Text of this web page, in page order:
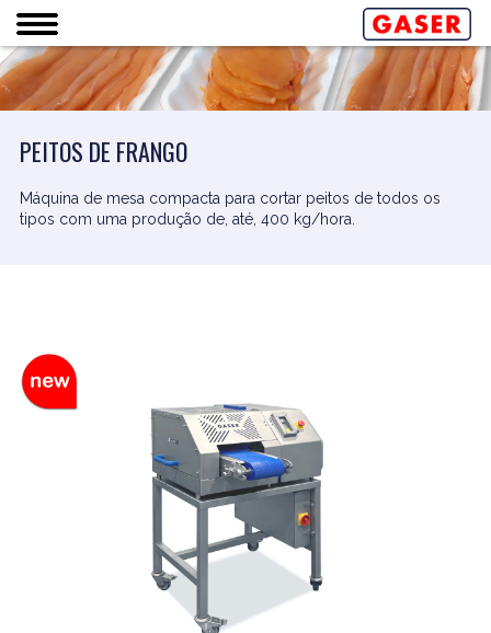
PEITOS DE FRANGO
Máquina de mesa compacta para cortar peitos de todos os
tipos com uma produção de, até, 400 kg/hora.